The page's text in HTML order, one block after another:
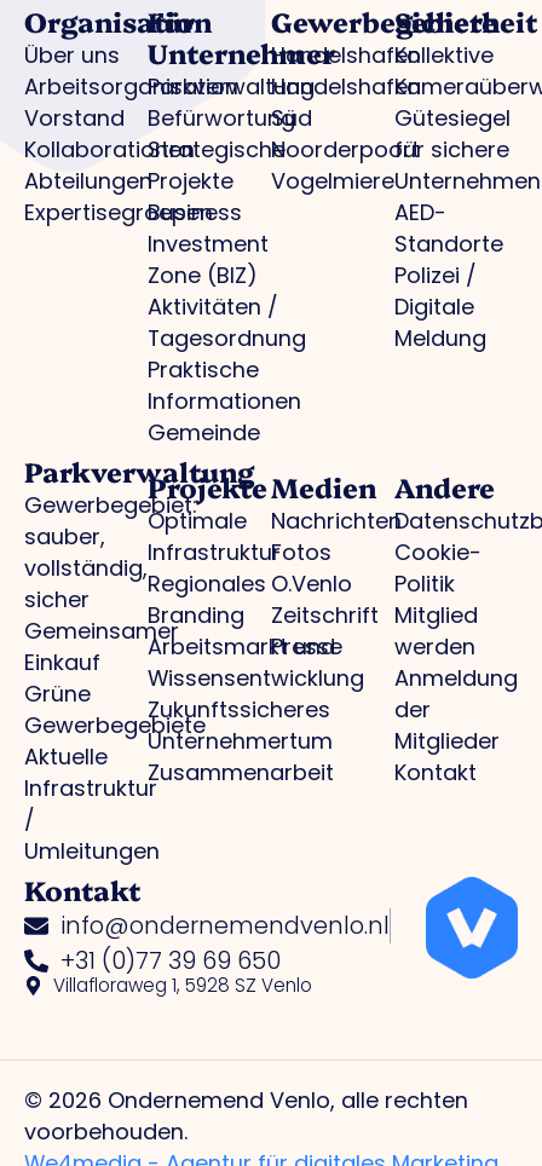
Organisation
Über uns
Arbeitsorganisation
Vorstand
Kollaborationen
Abteilungen
Expertisegroepen
Für
Unternehmer
Parkverwaltung
Befürwortung
Strategische
Projekte
Business
Investment
Zone (BIZ)
Aktivitäten /
Tagesordnung
Praktische
Informationen
Gemeinde
Gewerbegebiete
Handelshafen
Handelshafen
Süd
Noorderpoort
Vogelmiere
Sicherheit
Kollektive
Gütesiegel
für sichere
Unternehmen
AED-
Standorte
Polizei /
Digitale
Meldung
Parkverwaltung
Gewerbegebiet:
sauber,
vollständig,
sicher
Gemeinsamer
Einkauf
Grüne
Gewerbegebiete
Aktuelle
Infrastruktur
/
Umleitungen
Projekte
Optimale
Infrastruktur
Regionales
Branding
Arbeitsmarkt und
Wissensentwicklung
Zukunftssicheres
Unternehmertum
Zusammenarbeit
Medien
Nachrichten
Fotos
O.Venlo
Zeitschrift
Presse
Andere
Cookie-
Politik
Mitglied
werden
Anmeldung
der
Mitglieder
Kontakt
Kontakt
info@ondernemendvenlo.nl
+31 (0)77 39 69 650
Villafloraweg 1, 5928 SZ Venlo
© 2026 Ondernemend Venlo, alle rechten
voorbehouden.